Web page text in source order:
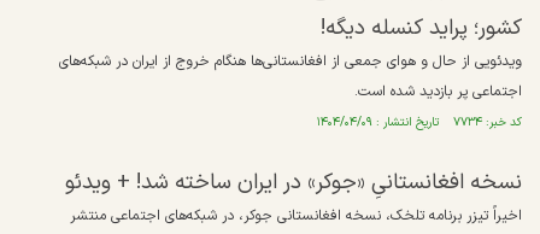
کشور؛ پراید کنسله دیگه!
ویدئویی از حال و هوای جمعی از افغانستانی‌ها هنگام خروج از ایران در شبکه‌های
اجتماعی پر بازدید شده است.
کد خبر: ۷۷۳۴ تاریخ انتشار : ۱۴۰۴/۰۴/۰۹
نسخه افغانستانیِ «جوکر» در ایران ساخته شد! + ویدئو
اخیراً تیزر برنامه تلخک، نسخه افغانستانی جوکر، در شبکه‌های اجتماعی منتشر